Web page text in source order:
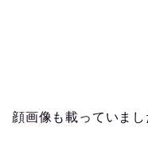
顔画像も載っていま